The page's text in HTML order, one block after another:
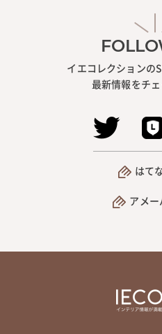
イエコレクションの
最新情報をチ
はて
アメ